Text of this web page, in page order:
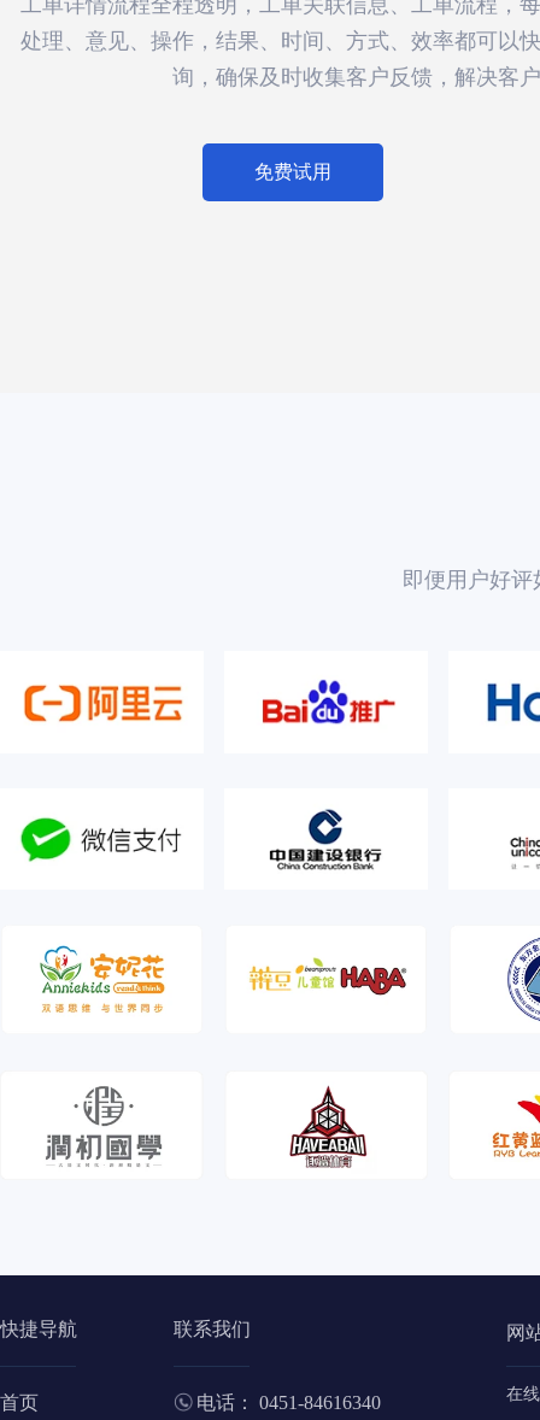
工单详情流程全程透明，工单关联信息、工单流程，
处理、意见、操作，结果、时间、方式、效率都可以
询，确保及时收集客户反馈，解决客
免费试用
即便用户好
快捷导航
首页
联系我们
电话： 0451-84616340
网
在